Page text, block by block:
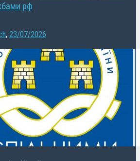
рф
, 23/07/2026